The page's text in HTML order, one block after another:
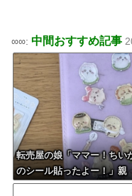
∞∞: 中間おすすめ記事
転売屋の娘「ママー！ちい
のシール貼ったよー！」親
「！！！！！！」→